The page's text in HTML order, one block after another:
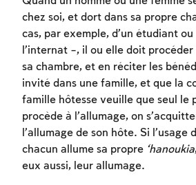
chez soi, et dort dans sa propre
cas, par exemple, d’un étudiant
l’internat –, il ou elle doit procéder
sa chambre, et en réciter les
invité dans une famille, et que la
famille hôtesse veuille que seul le
procède à l’allumage, on
l’allumage de son hôte. Si l’usage
chacun allume sa propre ‘hanoukia
eux aussi, leur allumage.